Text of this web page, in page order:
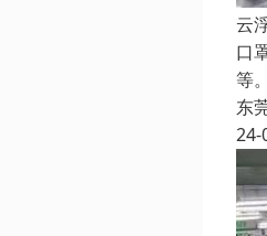
云
口
等
东
24-